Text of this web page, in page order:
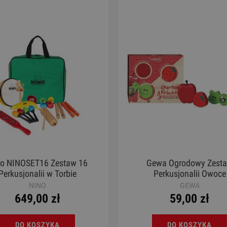
600,00 zł
Najniższa cena:
DO KOSZYKA
1 100,00 zł
Cena regularna:
Najniższa cena:
DO KOSZYKA
NINOSET16 Zestaw 16
w Torbie
NINO
649,00 zł
DO KOSZYKA
Gewa Ogrodowy
Perkusjonalii Owoce
GEWA
59,00 zł
DO KOSZYKA